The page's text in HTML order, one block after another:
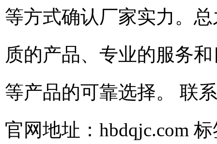
等方式确认厂家实力。
质的产品、专业的服务
等产品的可靠选择。 联
官网地址：hbdqjc.com 标